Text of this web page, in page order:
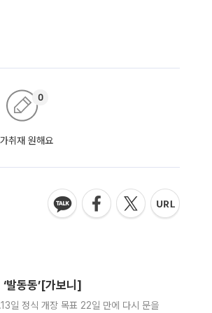
취재 원해요
0
발동동’[가보니]
일 정식 개장 목표 22일 만에 다시 문을